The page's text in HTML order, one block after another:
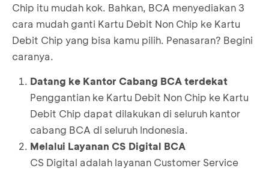
Chip itu mudah kok. Bahkan, BCA menyediakan 3
cara mudah ganti Kartu Debit Non Chip ke Kartu
Debit Chip yang bisa kamu pilih. Penasaran? Begini
caranya.
Datang ke Kantor Cabang BCA terdekat
Penggantian ke Kartu Debit Non Chip ke Kartu
Debit Chip dapat dilakukan di seluruh kantor
cabang BCA di seluruh Indonesia.
Melalui Layanan CS Digital BCA
CS Digital adalah layanan Customer Service